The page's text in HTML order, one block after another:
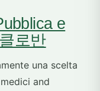
e
로반
una scelta
and